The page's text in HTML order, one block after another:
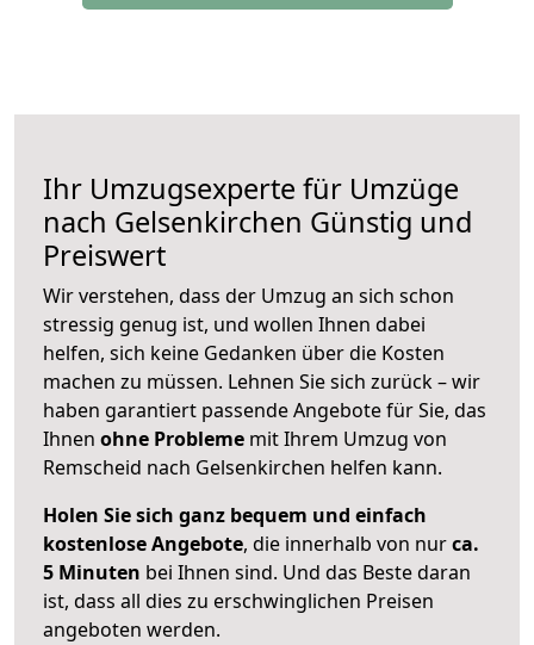
Ihr Umzugsexperte für Umzüge
nach Gelsenkirchen Günstig und
Preiswert
Wir verstehen, dass der Umzug an sich schon
stressig genug ist, und wollen Ihnen dabei
helfen, sich keine Gedanken über die Kosten
machen zu müssen. Lehnen Sie sich zurück – wir
haben garantiert passende Angebote für Sie, das
Ihnen ohne Probleme mit Ihrem Umzug von
Remscheid nach Gelsenkirchen helfen kann.
Holen Sie sich ganz bequem und einfach
kostenlose Angebote, die innerhalb von nurca.
5 Minuten bei Ihnen sind. Und das Beste daran
ist, dass all dies zu erschwinglichen Preisen
angeboten werden.